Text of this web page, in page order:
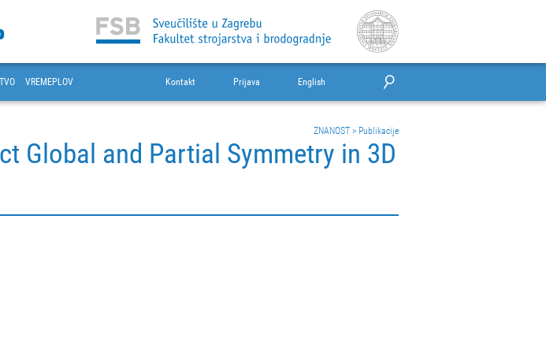
VREMEPLOV Kontakt Prijava English
ZNANOST > Publikacije
Global and Partial Symmetry in 3D